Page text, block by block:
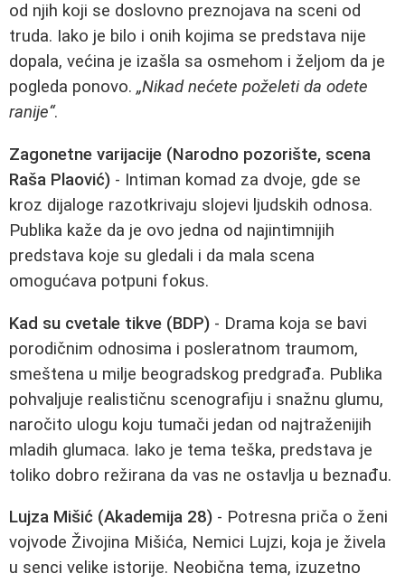
od njih koji se doslovno preznojava na sceni od
truda. Iako je bilo i onih kojima se predstava nije
dopala, većina je izašla sa osmehom i željom da je
pogleda ponovo. „Nikad nećete poželeti da odete
ranije“.
Zagonetne varijacije (Narodno pozorište, scena
Raša Plaović) - Intiman komad za dvoje, gde se
kroz dijaloge razotkrivaju slojevi ljudskih odnosa.
Publika kaže da je ovo jedna od najintimnijih
predstava koje su gledali i da mala scena
omogućava potpuni fokus.
Kad su cvetale tikve (BDP) - Drama koja se bavi
porodičnim odnosima i posleratnom traumom,
smeštena u milje beogradskog predgrađa. Publika
pohvaljuje realističnu scenografiju i snažnu glumu,
naročito ulogu koju tumači jedan od najtraženijih
mladih glumaca. Iako je tema teška, predstava je
toliko dobro režirana da vas ne ostavlja u beznađu.
Lujza Mišić (Akademija 28) - Potresna priča o ženi
vojvode Živojina Mišića, Nemici Lujzi, koja je živela
u senci velike istorije. Neobična tema, izuzetno